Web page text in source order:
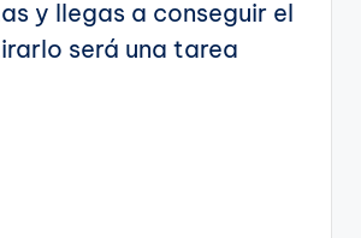
y llegas a conseguir el
será una tarea